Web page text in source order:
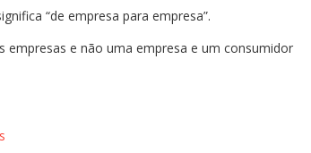
“de empresa para empresa”.
e não uma empresa e um consumidor